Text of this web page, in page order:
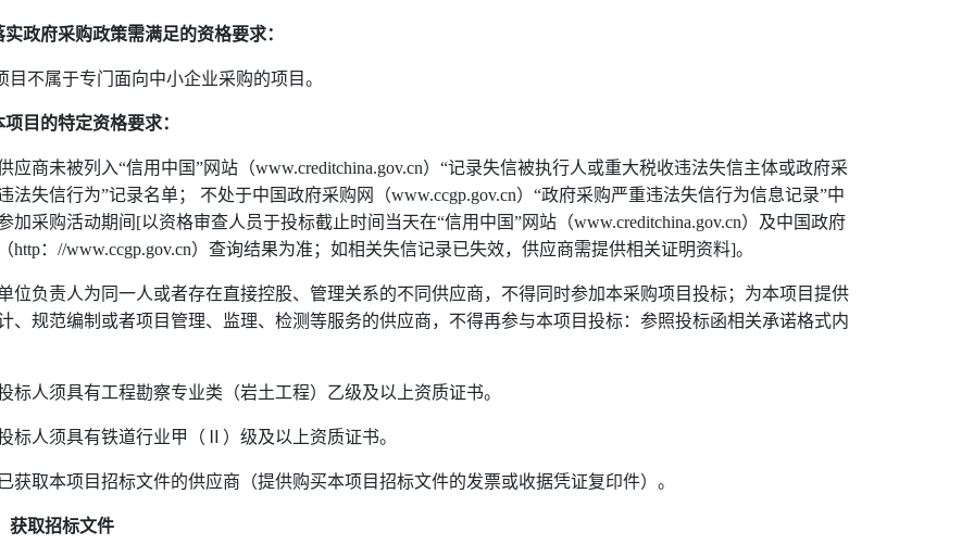
实政府采购政策需满足的资格要求：
目不属于专门面向中小企业采购的项目。
项目的特定资格要求：
应商未被列入“信用中国”网站（www.creditchina.gov.cn）“记录失信被执行人或重大税收违法失信主体或政府采
法失信行为”记录名单； 不处于中国政府采购网（www.ccgp.gov.cn）“政府采购严重违法失信行为信息记录”中
加采购活动期间 [以资格审查人员于投标截止时间当天在“信用中国”网站（www.creditchina.gov.cn）及中国政府
http： //www.ccgp.gov.cn）查询结果为准；如相关失信记录已失效，供应商需提供相关证明资料]。
位负责人为同一人或者存在直接控股、管理关系的不同供应商，不得同时参加本采购项目投标；为本项目提供
、规范编制或者项目管理、监理、检测等服务的供应商，不得再参与本项目投标：参照投标函相关承诺格式内
标人须具有工程勘察专业类（岩土工程）乙级及以上资质证书。
标人须具有铁道行业甲（Ⅱ）级及以上资质证书。
获取本项目招标文件的供应商 （提供购买本项目招标文件的发票或收据凭证复印件）。
获取招标文件